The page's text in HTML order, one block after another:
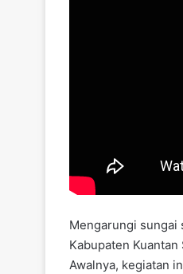
Mengarungi sungai
Kabupaten Kuantan
Awalnya, kegiatan